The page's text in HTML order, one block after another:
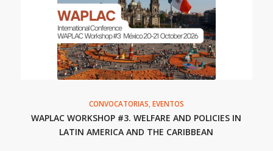
CONVOCATORIAS EVENTOS
WAPLAC WORKSHOP #3. WELFARE AND POLICIES IN
LATIN AMERICA AND THE CARIBBEAN